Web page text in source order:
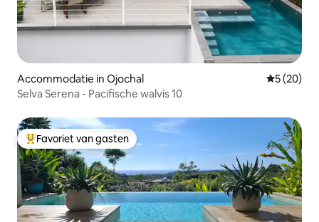
Accommodatie in Ojochal
5 (20)
Selva Serena - Pacifische walvis 10
Topfavoriet van gasten
Favoriet van gasten